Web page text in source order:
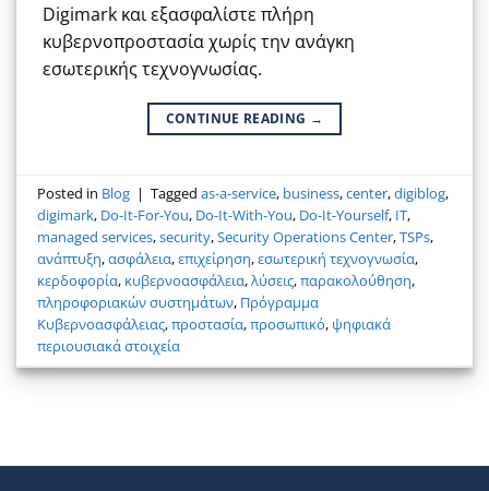
Digimark και εξασφαλίστε πλήρη
κυβερνοπροστασία χωρίς την ανάγκη
εσωτερικής τεχνογνωσίας.
CONTINUE READING →
Posted in Blog | Taggedas-a-service, business,center,digiblog,
digimark, Do-It-For-You, Do-It-With-You, Do-It-Yourself, IT,
managed services,security,Security Operations Center,TSPs,
ανάπτυξη,ασφάλεια,επιχείρηση,εσωτερική τεχνογνωσία,
κερδοφορία, κυβερνοασφάλεια,λύσεις,παρακολούθηση,
πληροφοριακών συστημάτων, Πρόγραμμα
Κυβερνοασφάλειας,προστασία,προσωπικό, ψηφιακά
περιουσιακά στοιχεία